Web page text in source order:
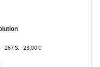
267 S. - 23,00 €